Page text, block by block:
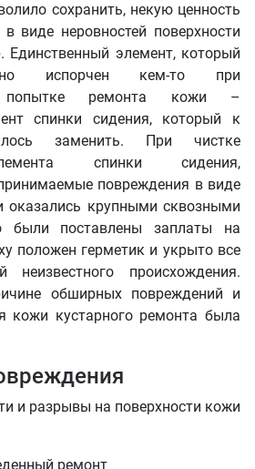
сохранить, некую ценность
виде неровностей поверхности
Единственный элемент, который
испорчен кем-то при
попытке ремонта кожи –
спинки сидения, который к
заменить. При чистке
спинки сидения,
повреждения в виде
оказались крупными сквозными
были поставлены заплаты на
положен герметик и укрыто все
происхождения.
обширных повреждений и
кожи кустарного ремонта была
и разрывы на поверхности кожи
ремонт